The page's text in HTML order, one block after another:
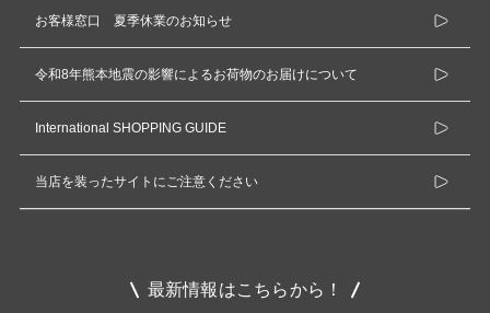
お客様窓口 夏季休業のお知らせ
令和8年熊本地震の影響によるお荷物のお届けについて
International SHOPPING GUIDE
当店を装ったサイトにご注意ください
最新情報はこちらから！